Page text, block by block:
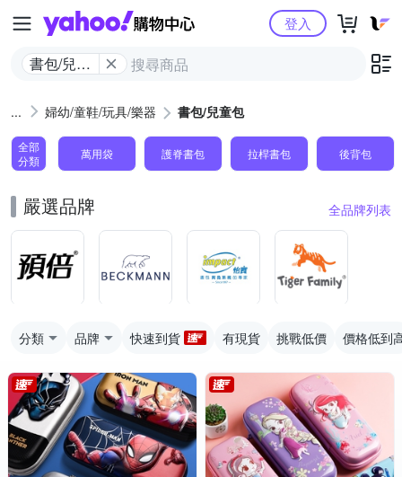
Yahoo購物中心
書包/兒童
登入
婦幼/童鞋/玩具/樂器 書包/兒童包
全部
分類
萬用袋 護脊書包 拉桿書包 後背包
嚴選品牌 全品牌列表
分類 品牌 快速到貨 有現貨 挑戰低價 價格低到